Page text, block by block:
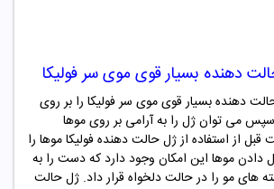
دهنده بسیار قوی موی سر فولیکا
دهنده بسیار قوی موی سر فولیکا را بر روی
می توان ژل را به آرامی بر روی موها
قبل از استفاده از ژل حالت دهنده فولیکا موها را
دادن موها این امکان وجود دارد که دست را به
های مو را در حالت دلخواه قرار داد. ژل حالت